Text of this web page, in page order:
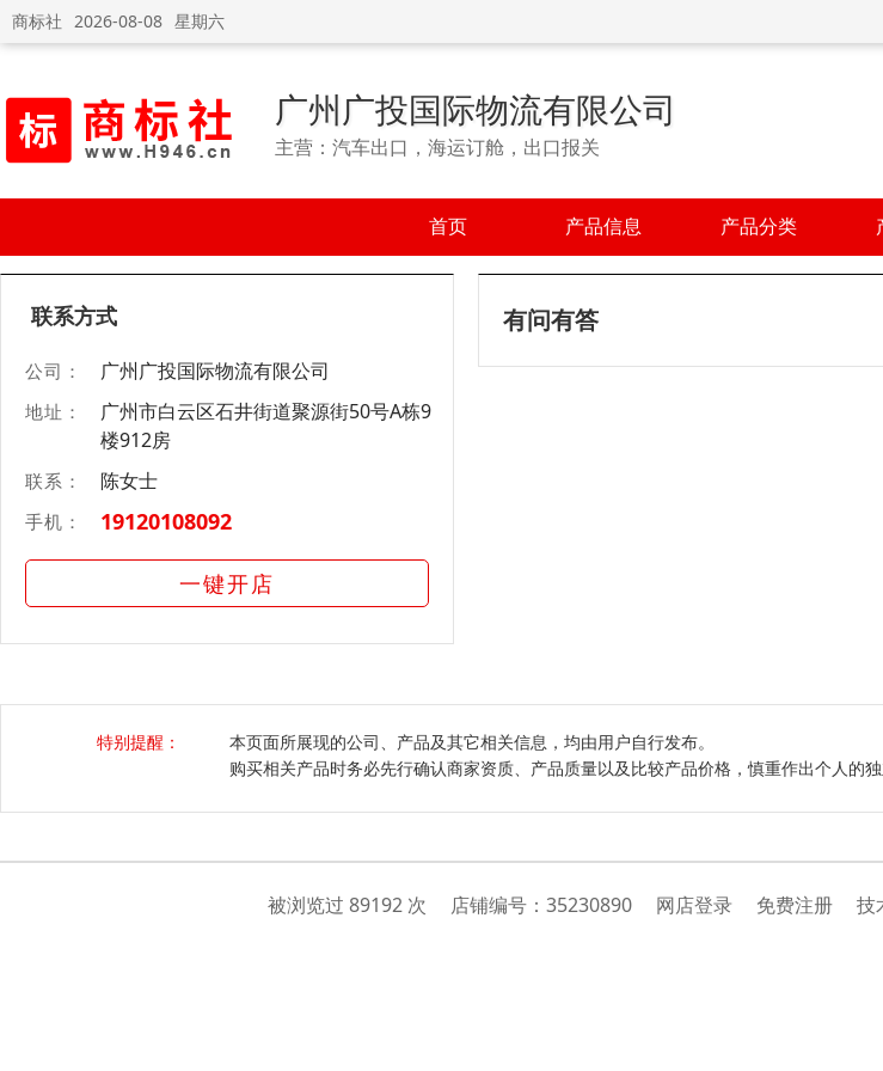
商标社 2026-08-08 星期六
广州广投国际物流有限公司
主营：汽车出口，海运订舱，出口报关
首页 产品信息 产品分类
联系方式
公司： 广州广投国际物流有限公司
地址：
广州市白云区石井街道聚源街50号A栋9
楼912房
联系： 陈女士
手机： 19120108092
一键开店
有问有答
特别提醒：
本页面所展现的公司、产品及其它相关信息，均由用户自行发布。
购买相关产品时务必先行确认商家资质、产品质量以及比较产品价格，慎重作出个人的独
被浏览过 89192 次 店铺编号： 35230890 网店登录 免费注册 技